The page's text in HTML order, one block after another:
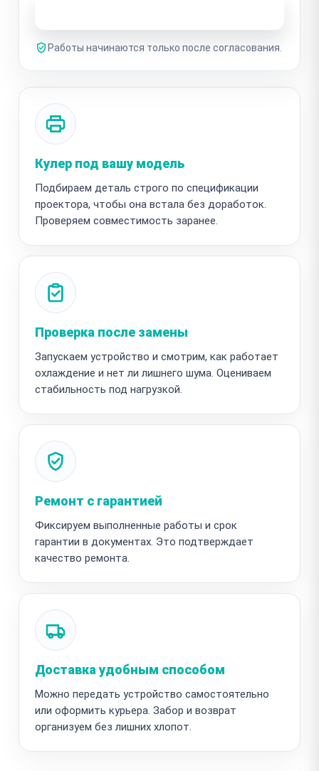
Работы начинаются только после согласования.
Кулер под вашу модель
Подбираем деталь строго по спецификации
проектора, чтобы она встала без доработок.
Проверяем совместимость заранее.
Проверка после замены
Запускаем устройство и смотрим, как работает
охлаждение и нет ли лишнего шума. Оцениваем
стабильность под нагрузкой.
Ремонт с гарантией
Фиксируем выполненные работы и срок
гарантии в документах. Это подтверждает
качество ремонта.
Доставка удобным способом
Можно передать устройство самостоятельно
или оформить курьера. Забор и возврат
организуем без лишних хлопот.